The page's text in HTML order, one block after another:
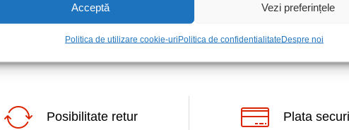
Acceptă Vezi preferințele
Politica de utilizare cookie-uriPolitica de confidentialitateDespre noi
Posibilitate retur Plata